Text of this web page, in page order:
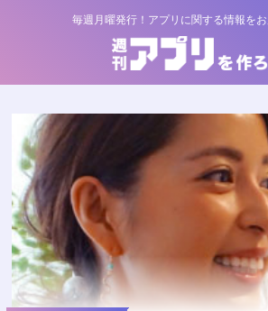
毎週月曜発行！アプリに関する情報をお